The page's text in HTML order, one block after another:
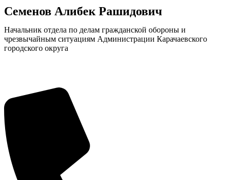
Семенов Алибек Рашидович
Начальник отдела по делам гражданской обороны и
чрезвычайным ситуациям Администрации Карачаевского
городского округа